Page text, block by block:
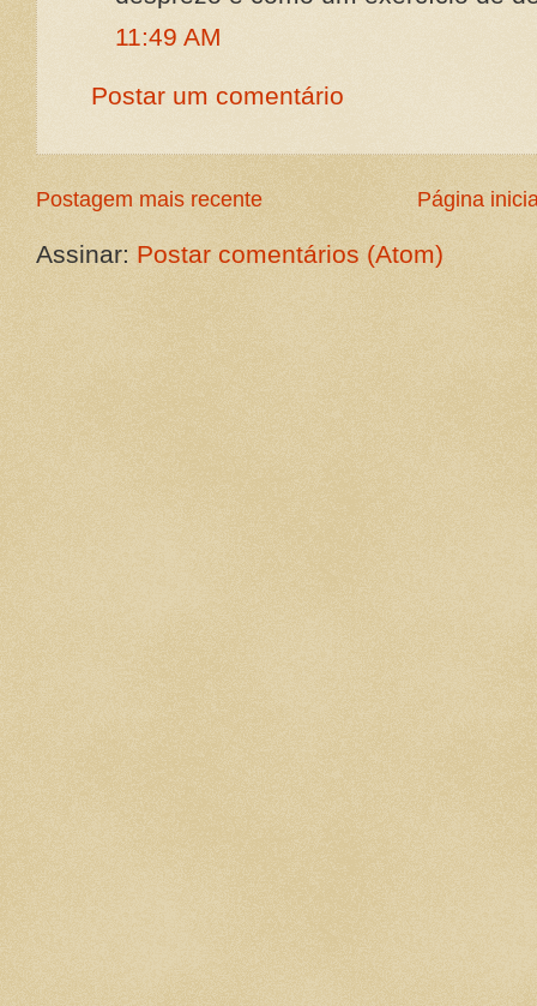
11:49 AM
Postar um comentário
Postagem mais recente Página
Assinar: Postar comentários (Atom)